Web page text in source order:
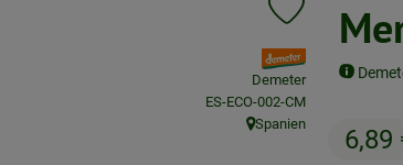
6,89
Produkt zu
, Verband:
Demeter
, Kontrollstelle:
ES-ECO-002-CM
, Herkunft:
Spanien